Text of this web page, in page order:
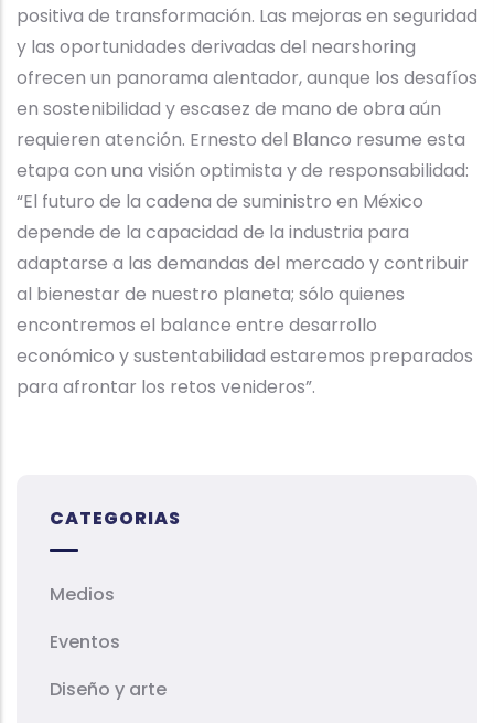
positiva de transformación. Las mejoras en seguridad
y las oportunidades derivadas del nearshoring
ofrecen un panorama alentador, aunque los desafíos
en sostenibilidad y escasez de mano de obra aún
requieren atención. Ernesto del Blanco resume esta
etapa con una visión optimista y de responsabilidad:
“El futuro de la cadena de suministro en México
depende de la capacidad de la industria para
adaptarse a las demandas del mercado y contribuir
al bienestar de nuestro planeta; sólo quienes
encontremos el balance entre desarrollo
económico y sustentabilidad estaremos preparados
para afrontar los retos venideros”.
CATEGORIAS
Medios
Eventos
Diseño y arte